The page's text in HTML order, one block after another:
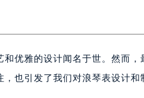
优雅的设计闻名于世。然而
也引发了我们对浪琴表设计和